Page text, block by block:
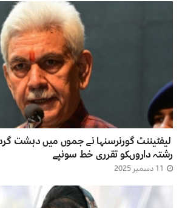
لیفٹیننٹ گورنرسنہا نے جموں میں دہشت
رشتہ داروںکو تقرری خط سونپے